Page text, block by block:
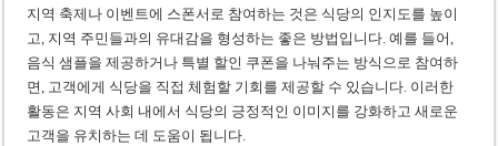
지역 축제나 이벤트에 스폰서로 참여하는 것은 식당의 인지도를 높이
고, 지역 주민들과의 유대감을 형성하는 좋은 방법입니다. 예를 들어,
음식 샘플을 제공하거나 특별 할인 쿠폰을 나눠주는 방식으로 참여하
면, 고객에게 식당을 직접 체험할 기회를 제공할 수 있습니다. 이러한
활동은 지역 사회 내에서 식당의 긍정적인 이미지를 강화하고 새로운
고객을 유치하는 데 도움이 됩니다.